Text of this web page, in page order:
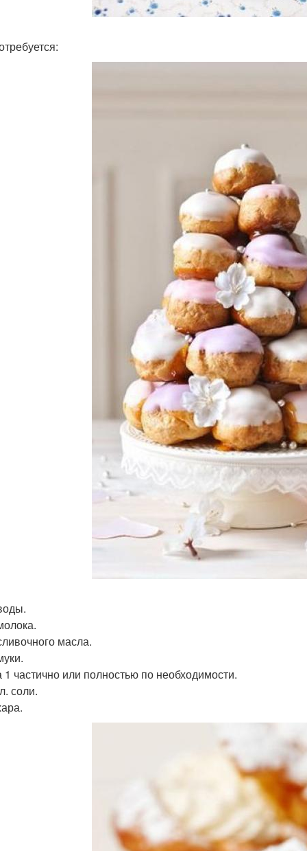
масла.
1 частично или полностью по необходимости.
соли.